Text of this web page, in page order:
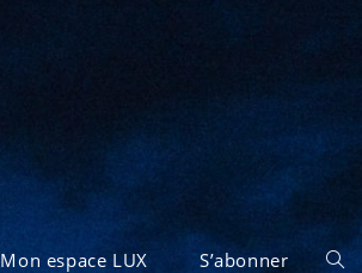
Mon espace LUX S’abonner